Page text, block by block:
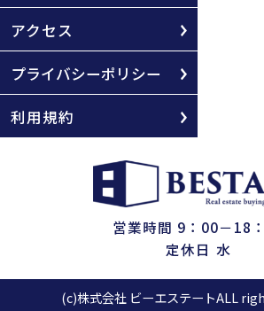
アクセス
プライバシーポリシー
利用規約
営業時間 9：00－18
定休日 水
(c)株式会社 ビーエステートALL